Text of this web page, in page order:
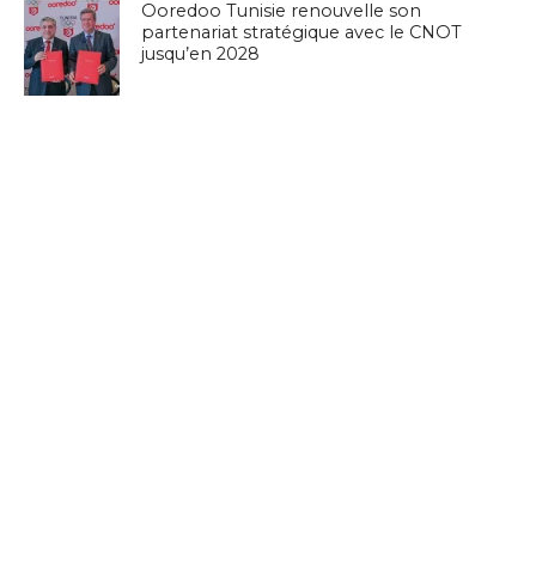
Ooredoo Tunisie renouvelle son
partenariat stratégique avec le CNOT
jusqu’en 2028